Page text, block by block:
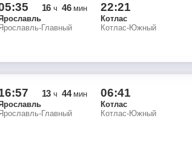
16 ч 46мин
Главный
22:21
Котлас
Котлас-Южный
13 ч 44мин
Главный
06:41
Котлас
Котлас-Южный